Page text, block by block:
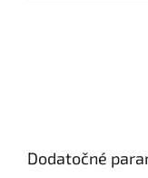
Dodatočné